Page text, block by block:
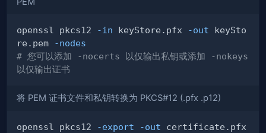
openssl pkcs12 -in keyStore.pfx -out keySto
re.pem
-nodes
# 您可以添加 -nocerts 以仅输出私钥或添加 -nokeys
以仅输出证书
将 PEM 证书文件和私钥转换为 PKCS#12 (.pfx .p12)
openssl pkcs12 -export -out